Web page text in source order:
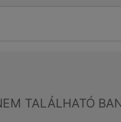
TALÁLHATÓ